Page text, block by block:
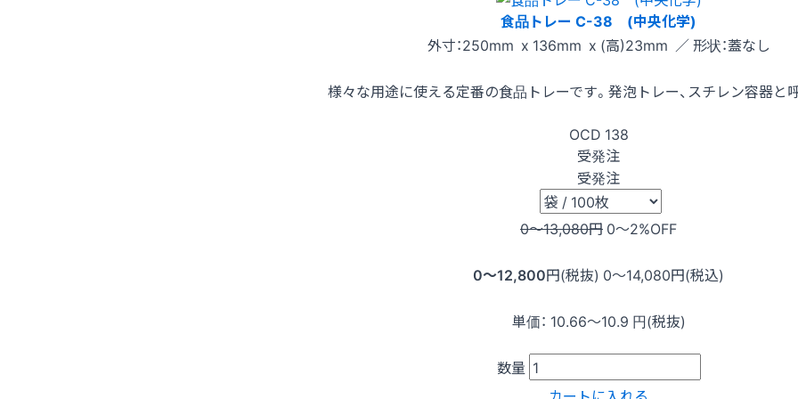
食品トレー C-38 (中央化学)
外寸：250mm x 136mm x (高)23mm ／ 形状：蓋なし
様々な用途に使える定番の食品トレーです。発泡トレー、スチレン容器と
OCD 138
受発注
受発注
0〜13,080円 0〜2%OFF
0〜12,800円(税抜) 0〜14,080円(税込)
単価： 10.66〜10.9 円(税抜)
数量